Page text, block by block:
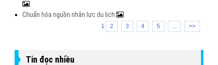
Chuẩn hóa nguồn nhân lực du lịch
1 2 3 4 5 ... >>
Tin đọc nhiều